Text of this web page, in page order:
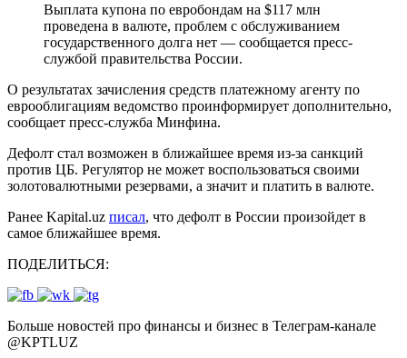
Выплата купона по евробондам на $117 млн
проведена в валюте, проблем с обслуживанием
государственного долга нет — сообщается пресс-
службой правительства России.
О результатах зачисления средств платежному агенту по
еврооблигациям ведомство проинформирует дополнительно,
сообщает пресс-служба Минфина.
Дефолт стал возможен в ближайшее время из-за санкций
против ЦБ. Регулятор не может воспользоваться своими
золотовалютными резервами, а значит и платить в валюте.
Ранее Kapital.uz писал, что дефолт в России произойдет в
самое ближайшее время.
ПОДЕЛИТЬСЯ:
Больше новостей про финансы и бизнес в Телеграм-канале
@KPTLUZ